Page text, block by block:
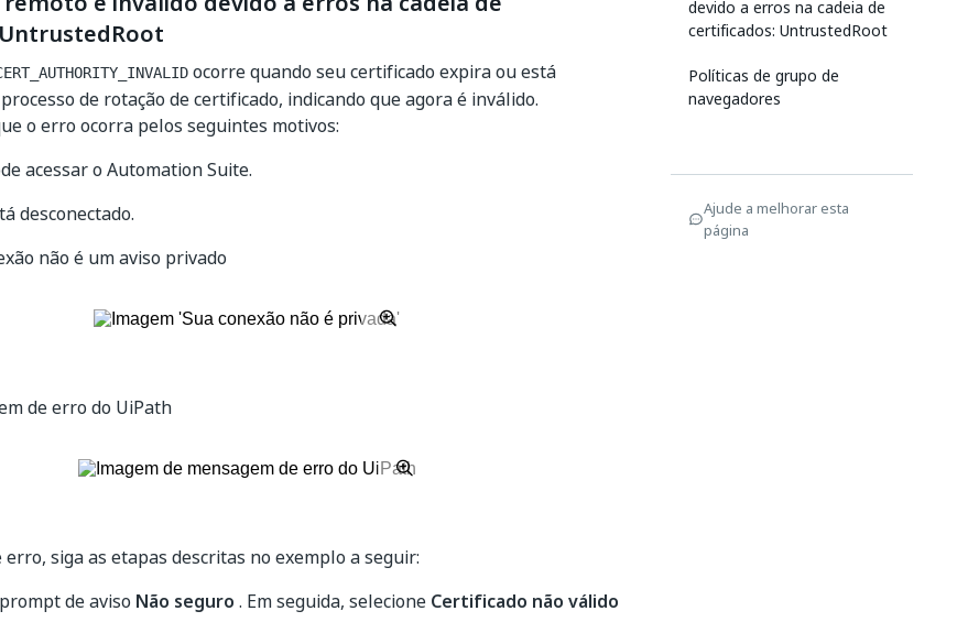
ocorre quando seu certificado expira ou está
de rotação de certificado, indicando que agora é inválido.
o erro ocorra pelos seguintes motivos:
acessar o Automation Suite.
desconectado.
não é um aviso privado
de erro do UiPath
siga as etapas descritas no exemplo a seguir:
de aviso Não seguro . Em seguida, selecione Certificado não válido
devido a erros na cadeia de
certificados: UntrustedRoot
Políticas de grupo de
navegadores
Ajude a melhorar esta
página